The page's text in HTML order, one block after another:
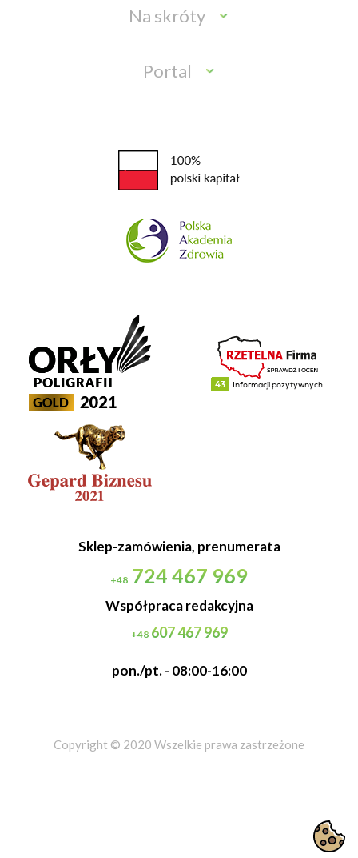
Na skróty
Portal
Sklep-zamówienia, prenumerata
+48 724 467 969
Współpraca redakcyjna
+48607 467 969
pon./pt. - 08:00-16:00
Copyright © 2020 Wszelkie prawa zastrzeżone